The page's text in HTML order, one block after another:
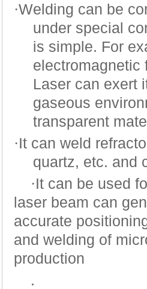
·Welding can be
under special
is simple. For
electromagnetic
Laser can exert
gaseous
transparent
·It can weld
quartz, etc. and
·It can be used
laser beam can
accurate
and welding of
production
.